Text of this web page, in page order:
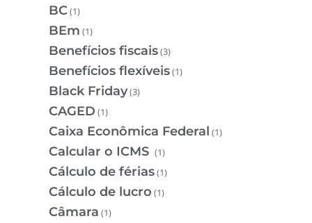
BC(1)
BEm (1)
Benefícios fiscais(3)
Benefícios flexíveis(1)
Black Friday(3)
CAGED (1)
Caixa Econômica Federal (1)
Calcular o ICMS (1)
Cálculo de férias(1)
Cálculo de lucro (1)
Câmara (1)